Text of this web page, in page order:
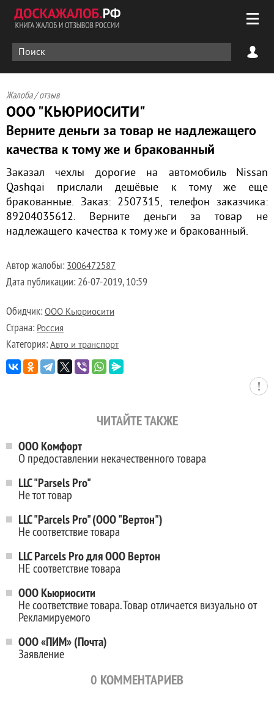
Жалоба / отзыв
ООО "КЬЮРИОСИТИ"
Верните деньги за товар не надлежащего
качества к тому же и бракованный
Заказал чехлы дорогие на автомобиль Nissan
Qashqai прислали дешёвые к тому же еще
бракованные. Заказ: 2507315, телефон заказчика:
89204035612. Верните деньги за товар не
надлежащего качества к тому же и бракованный.
Автор жалобы: 3006472587
Дата публикации: 26-07-2019, 10:59
Обидчик: ООО Кьюриосити
Страна: Россия
Категория: Авто и транспорт
ЧИТАЙТЕ ТАКЖЕ
ООО Комфорт
О предоставлении некачественного товара
LLC "Parsels Pro"
Не тот товар
LLC "Parcels Pro" (ООО "Вертон")
Не соответствие товара
LLC Parcels Pro для ООО Вертон
НЕ соответствие товара
ООО Кьюриосити
Не соответствие товара. Товар отличается визуально от
Рекламируемого
ООО «ПИМ» (Почта)
Заявление
0 КОММЕНТАРИЕВ